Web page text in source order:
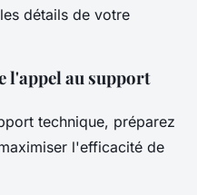
détails de votre
l'appel au support
technique, préparez
l'efficacité de